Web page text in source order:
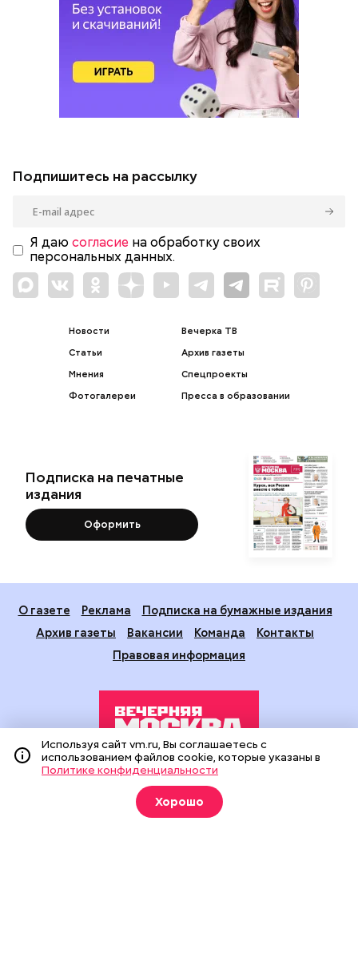
Подпишитесь на рассылку
Я даю согласие на обработку своих
персональных данных.
Новости
Статьи
Мнения
Фотогалереи
Вечерка ТВ
Архив газеты
Спецпроекты
Пресса в образовании
Подписка на печатные
издания
Оформить
О газете Реклама
Подписка на бумажные издания
Архив газеты
Вакансии Команда
Контакты
Правовая информация
Издание создано при финансовой поддержке Департамента
средств массовой информации и рекламы города Москвы.
На сайте применяются рекомендательные технологии
(информационные технологии предоставления информации
Используя сайт vm.ru, Вы соглашаетесь с
использованием файлов cookie, которые указаны в
Политике конфиденциальности
Хорошо